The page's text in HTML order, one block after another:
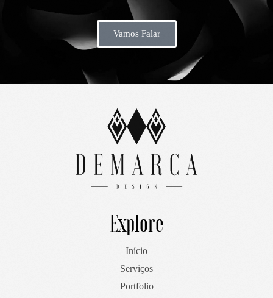
Vamos Falar
Explore
Início
Serviços
Portfolio